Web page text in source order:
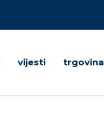
vijesti trgovina